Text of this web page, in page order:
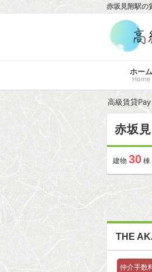
赤坂見附駅の
ホーム
Home
高級賃貸Pay
赤坂
建物 30 棟
THE
仲介手数